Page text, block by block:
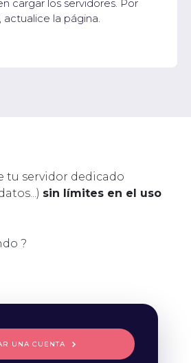
cargar los servidores. Por
actualice la página.
tu servidor dedicado
sin límites en el uso
?
UNA CUENTA